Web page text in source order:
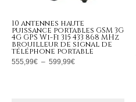
10 antennes haute
puissance portables GSM 3G
4G GPS Wi-Fi 315 433 868 MHz
brouilleur de signal de
téléphone portable
555,99€ – 599,99€